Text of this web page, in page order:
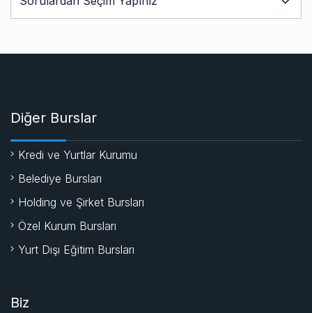
Diğer Burslar
Kredi ve Yurtlar Kurumu
Belediye Bursları
Holding ve Şirket Bursları
Özel Kurum Bursları
Yurt Dışı Eğitim Bursları
Biz